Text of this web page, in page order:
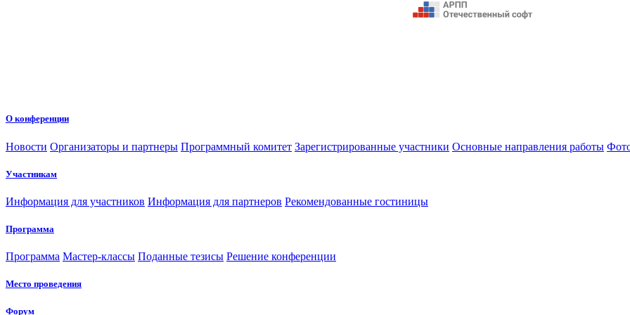
О конференции
Новости Организаторы и партнеры Программный комитет Зарегистрированные участники Основные направления работы
Участникам
Информация для участников Информация для партнеров Рекомендованные гостиницы
Программа
Программа Мастер-классы Поданные тезисы Решение конференции
Место проведения
Форум